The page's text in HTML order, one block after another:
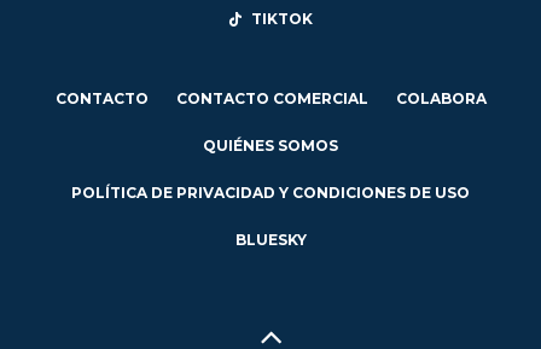
TIKTOK
CONTACTO CONTACTO COMERCIAL COLABORA
QUIÉNES SOMOS
POLÍTICA DE PRIVACIDAD Y CONDICIONES DE USO
BLUESKY